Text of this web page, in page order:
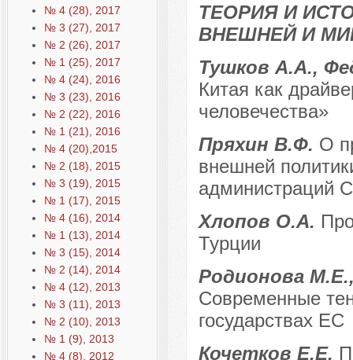
№ 4 (28), 2017
№ 3 (27), 2017
№ 2 (26), 2017
№ 1 (25), 2017
№ 4 (24), 2016
№ 3 (23), 2016
№ 2 (22), 2016
№ 1 (21), 2016
№ 4 (20),2015
№ 2 (18), 2015
№ 3 (19), 2015
№ 1 (17), 2015
№ 4 (16), 2014
№ 1 (13), 2014
№ 3 (15), 2014
№ 2 (14), 2014
№ 4 (12), 2013
№ 3 (11), 2013
№ 2 (10), 2013
№ 1 (9), 2013
№ 4 (8), 2012
ТЕОРИЯ И
ВНЕШНЕЙ И
Тушков А.А.,
Китая как
человечества»
Пряхин В.Ф. О
внешней
администраций
Хлопов О.А.
Турции
Родионова
Современные
государствах ЕС
Кочетков Е.Е.